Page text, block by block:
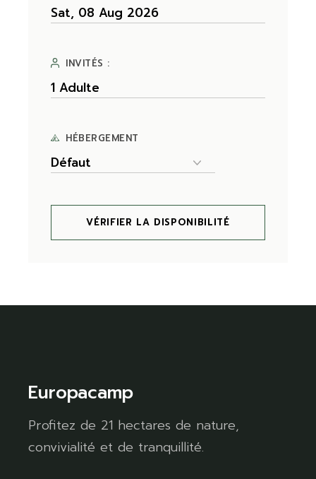
INVITÉS :
HÉBERGEMENT
VÉRIFIER LA DISPONIBILITÉ
Europacamp
Profitez de 21 hectares de nature,
convivialité et de tranquillité.